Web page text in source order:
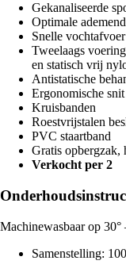
Gekanaliseerde
Optimale
Snelle
Tweelaags
en statisch vrij
Antistatische
Ergonomische
Kruisbanden
Roestvrijstalen
PVC staartband
Gratis opbergzak,
Verkocht per 2
Machinewasbaar op
Samenstelling: